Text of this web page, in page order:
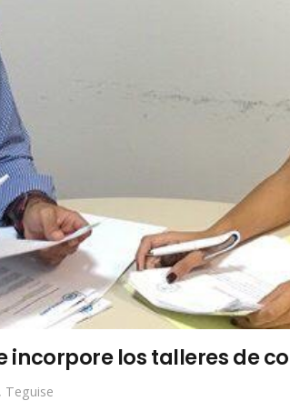
incorpore los talleres de
, Teguise